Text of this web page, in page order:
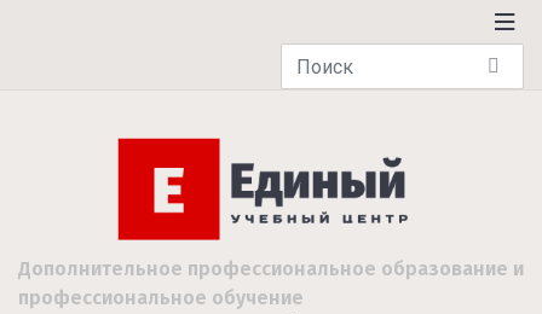
Дополнительное профессиональное образование и
профессиональное обучение